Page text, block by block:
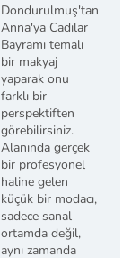
Dondurulmuş'tan
Anna'ya Cadılar
Bayramı temalı
bir makyaj
yaparak onu
farklı bir
perspektiften
görebilirsiniz.
Alanında gerçek
bir profesyonel
haline gelen
küçük bir modacı,
sadece sanal
ortamda değil,
aynı zamanda